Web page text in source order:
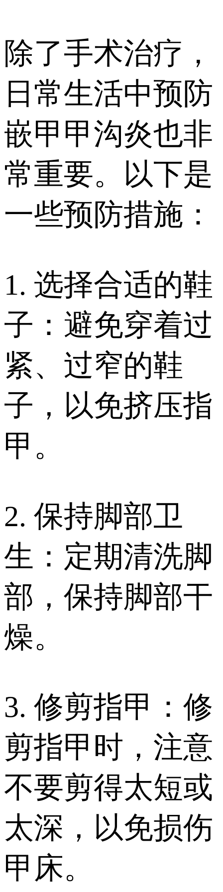
除了手术治疗，
日常生活中预防
嵌甲甲沟炎也非
常重要。以下是
一些预防措施：
1. 选择合适的鞋
子：避免穿着过
紧、过窄的鞋
子，以免挤压指
甲。
2. 保持脚部卫
生：定期清洗脚
部，保持脚部干
燥。
3. 修剪指甲：修
剪指甲时，注意
不要剪得太短或
太深，以免损伤
甲床。